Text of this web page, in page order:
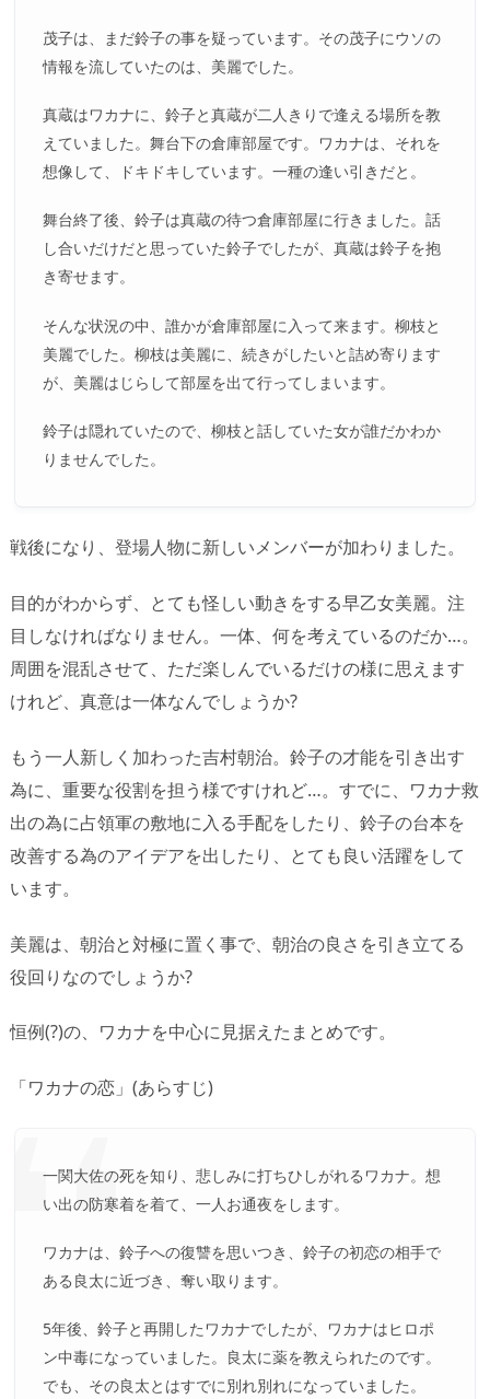
茂子は、まだ鈴子の事を疑っています。その茂子にウソの
情報を流していたのは、美麗でした。
真蔵はワカナに、鈴子と真蔵が二人きりで逢える場所を教
えていました。舞台下の倉庫部屋です。ワカナは、それを
想像して、ドキドキしています。一種の逢い引きだと。
舞台終了後、鈴子は真蔵の待つ倉庫部屋に行きました。話
し合いだけだと思っていた鈴子でしたが、真蔵は鈴子を抱
き寄せます。
そんな状況の中、誰かが倉庫部屋に入って来ます。柳枝と
美麗でした。柳枝は美麗に、続きがしたいと詰め寄ります
が、美麗はじらして部屋を出て行ってしまいます。
鈴子は隠れていたので、柳枝と話していた女が誰だかわか
りませんでした。
戦後になり、登場人物に新しいメンバーが加わりました。
目的がわからず、とても怪しい動きをする早乙女美麗。注
目しなければなりません。一体、何を考えているのだか…。
周囲を混乱させて、ただ楽しんでいるだけの様に思えます
けれど、真意は一体なんでしょうか?
もう一人新しく加わった吉村朝治。鈴子の才能を引き出す
為に、重要な役割を担う様ですけれど…。すでに、ワカナ救
出の為に占領軍の敷地に入る手配をしたり、鈴子の台本を
改善する為のアイデアを出したり、とても良い活躍をして
います。
美麗は、朝治と対極に置く事で、朝治の良さを引き立てる
役回りなのでしょうか?
恒例(?)の、ワカナを中心に見据えたまとめです。
「ワカナの恋」(あらすじ)
一関大佐の死を知り、悲しみに打ちひしがれるワカナ。想
い出の防寒着を着て、一人お通夜をします。
ワカナは、鈴子への復讐を思いつき、鈴子の初恋の相手で
ある良太に近づき、奪い取ります。
5年後、鈴子と再開したワカナでしたが、ワカナはヒロポ
ン中毒になっていました。良太に薬を教えられたのです。
でも、その良太とはすでに別れ別れになっていました。